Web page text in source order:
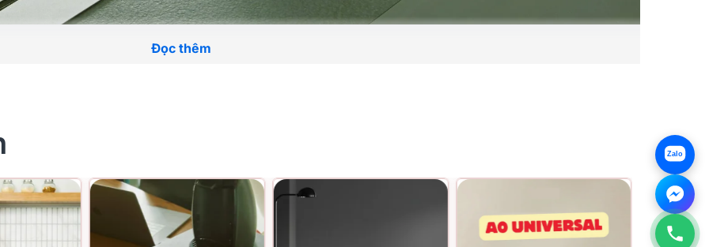
(lắp âm) dạng mô-đun đẹp mắt, dễ dàng hòa hợp với không gian sống và làm việc
bất cứ nơi nào bạn cần nguồn điện, mang lại sự linh hoạt, phong cách và sự đơn
Đọc thêm
Zalo